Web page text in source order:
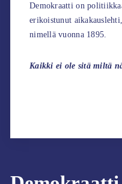
Demokraatti on
erikoistunut
nimellä vuonna 1895.
Kaikki ei ole sitä miltä